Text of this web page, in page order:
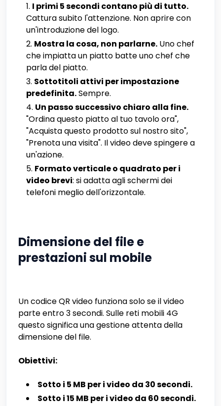
I primi 5 secondi contano più di tutto.
Cattura subito l'attenzione. Non aprire con
un'introduzione del logo.
Mostra la cosa, non parlarne. Uno chef
che impiatta un piatto batte uno chef che
parla del piatto.
Sottotitoli attivi per impostazione
predefinita.Sempre.
Un passo successivo chiaro alla fine.
"Ordina questo piatto al tuo tavolo ora",
"Acquista questo prodotto sul nostro sito",
"Prenota una visita". Il video deve spingere a
un'azione.
Formato verticale o quadrato per i
video brevi: si adatta agli schermi dei
telefoni meglio dell'orizzontale.
Dimensione del file e
prestazioni sul mobile
Un codice QR video funziona solo se il video
parte entro 3 secondi. Sulle reti mobili 4G
questo significa una gestione attenta della
dimensione del file.
Obiettivi:
Sotto i 5 MB per i video da 30 secondi.
Sotto i 15 MB per i video da 60 secondi.